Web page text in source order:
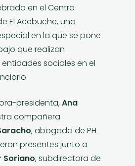
en el Centro
El Acebuche, una
en la que se pone
que realizan
sociales en el
presidenta, Ana
compañera
, abogada de PH
presentes junto a
Soriano, subdirectora de